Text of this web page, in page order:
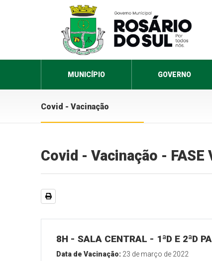
MUNICÍPIO GOVERNO
Covid - Vacinação
Covid - Vacinação - FASE
8H - SALA CENTRAL - 1ªD E 2ªD
Data de Vacinação: 23 de março de 2022